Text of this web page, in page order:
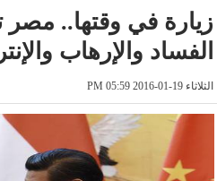
زيارة في وقتها..
الفساد والإرهاب
الثلاثاء 19-01-2016 PM 05:59